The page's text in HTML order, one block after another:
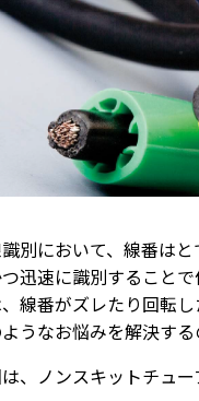
別において、線番は
迅速に識別すること
線番がズレたり回転
うなお悩みを解決す
、ノンスキットチュ